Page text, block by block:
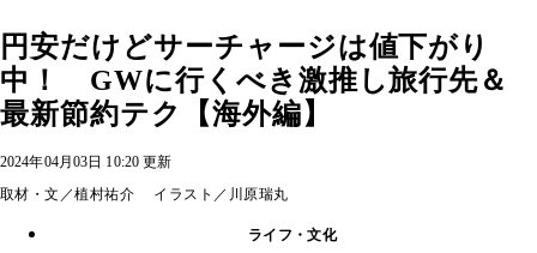
円安だけどサーチャージは値下がり
中！ GWに行くべき激推し旅行先＆
最新節約テク【海外編】
2024年04月03日 10:20 更新
取材・文／植村祐介 イラスト／川原瑞丸
ライフ・文化